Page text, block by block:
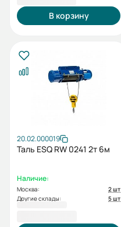
В корзину
20.02.000019
Таль ESQ RW 0241 2т 6м
Наличие:
Москва:
2 шт
Другие склады:
5 шт